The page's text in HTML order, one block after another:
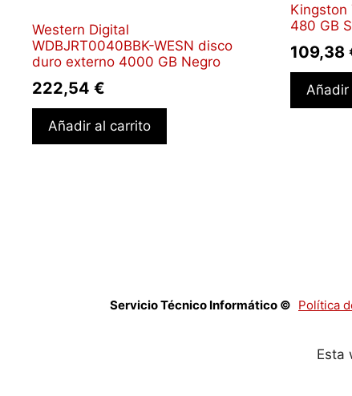
Western Digital
WDBJRT0040BBK-WESN disco
duro externo 4000 GB Negro
222,54 €
Añadir al carrito
Kingston
480 GB
109,38
Añadir
Servicio Técnico Informático © Política
Esta